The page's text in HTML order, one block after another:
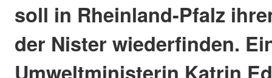
soll in Rheinland-Pfalz
der Nister wiederfinden.
Umweltministerin Katrin